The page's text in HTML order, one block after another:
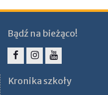
Bądź na bieżąco!
Kronika szkoły